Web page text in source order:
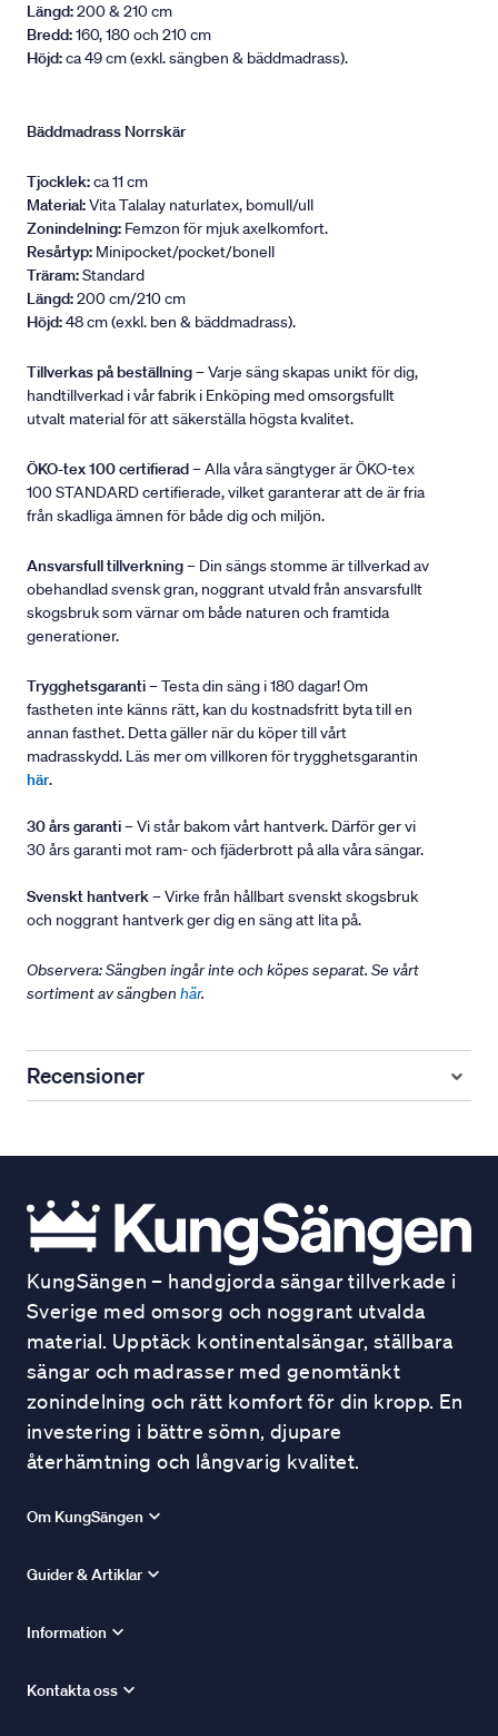
Längd:200 & 210 cm
Bredd:160, 180 och 210 cm
Höjd:ca 49 cm (exkl. sängben & bäddmadrass).
Bäddmadrass Norrskär
Tjocklek:ca 11 cm
Material:Vita Talalay naturlatex, bomull/ull
Zonindelning: Femzon för mjuk axelkomfort.
Resårtyp: Minipocket/pocket/bonell
Träram:Standard
Längd:200 cm/210 cm
Höjd:48 cm (exkl. ben & bäddmadrass).
Tillverkas på beställning– Varje säng skapas unikt för dig,
handtillverkad i vår fabrik i Enköping med omsorgsfullt
utvalt material för att säkerställa högsta kvalitet.
ÖKO-tex 100 certifierad– Alla våra sängtyger är ÖKO-tex
100 STANDARD certifierade, vilket garanterar att de är fria
från skadliga ämnen för både dig och miljön.
Ansvarsfull tillverkning– Din sängs stomme är tillverkad av
obehandlad svensk gran, noggrant utvald från ansvarsfullt
skogsbruk som värnar om både naturen och framtida
generationer.
Trygghetsgaranti– Testa din säng i 180 dagar! Om
fastheten inte känns rätt, kan du kostnadsfritt byta till en
annan fasthet. Detta gäller när du köper till vårt
madrasskydd. Läs mer om villkoren för trygghetsgarantin
här.
30 års garanti– Vi står bakom vårt hantverk. Därför ger vi
30 års garanti mot ram- och fjäderbrott på alla våra sängar.
Svenskt hantverk– Virke från hållbart svenskt skogsbruk
och noggrant hantverk ger dig en säng att lita på.
Observera: Sängben ingår inte och köpes separat. Se vårt
sortiment av sängben här.
Recensioner
KungSängen – handgjorda sängar tillverkade i
Sverige med omsorg och noggrant utvalda
material. Upptäck kontinentalsängar, ställbara
sängar och madrasser med genomtänkt
zonindelning och rätt komfort för din kropp. En
investering i bättre sömn, djupare
återhämtning och långvarig kvalitet.
Om KungSängen
Guider & Artiklar
Information
Kontakta oss